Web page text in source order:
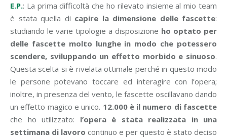
E.P.: La prima difficoltà che ho rilevato insieme al mio team
è stata quella di capire la dimensione delle fascette:
studiando le varie tipologie a disposizione ho optato per
delle fascette molto lunghe in modo che potessero
scendere, sviluppando un effetto morbido e sinuoso.
Questa scelta si è rivelata ottimale perché in questo modo
le persone potevano toccare ed interagire con l’opera;
inoltre, in presenza del vento, le fascette oscillavano dando
un effetto magico e unico. 12.000 è il numero di fascette
che ho utilizzato: l’opera è stata realizzata in una
settimana di lavoro continuo e per questo è stato deciso